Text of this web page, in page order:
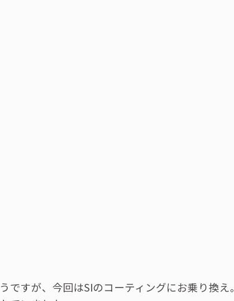
すが、今回はSIのコーティングにお乗り換え。